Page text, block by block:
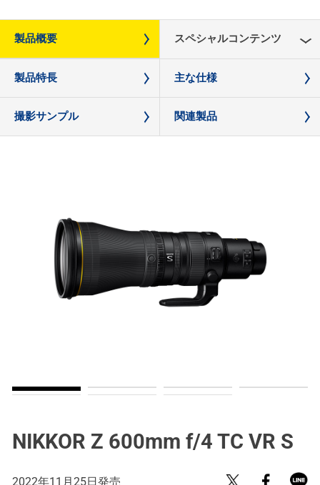
製品概要 スペシャルコンテンツ
製品特長 主な仕様
撮影サンプル 関連製品
NIKKOR Z 600mm f/4 TC VR S
2022年11月25日発売